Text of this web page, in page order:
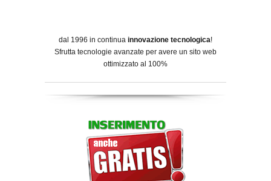
dal 1996 in continua innovazione tecnologica!
Sfrutta tecnologie avanzate per avere un sito web
ottimizzato al 100%